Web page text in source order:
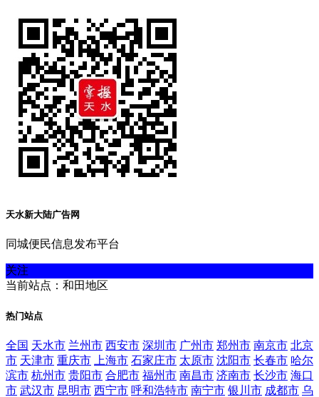
天水新大陆广告网
同城便民信息发布平台
关注
当前站点：和田地区
热门站点
全国 天水市 兰州市 西安市 深圳市 广州市 郑州市 南京市 北京
市 天津市 重庆市 上海市 石家庄市 太原市 沈阳市 长春市 哈尔
滨市 杭州市 贵阳市 合肥市 福州市 南昌市 济南市 长沙市 海口
市 武汉市 昆明市 西宁市 呼和浩特市 南宁市 银川市 成都市 乌